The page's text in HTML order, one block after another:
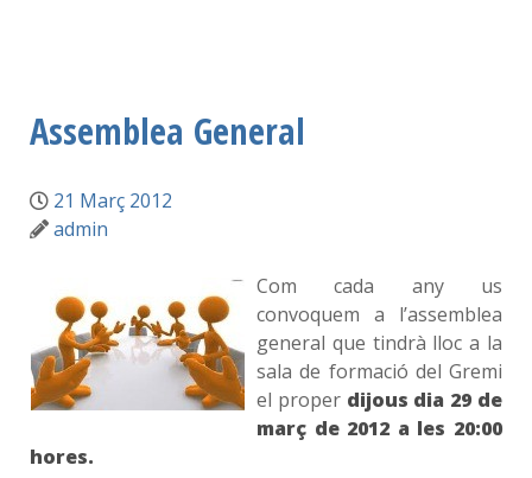
Assemblea General
21 Març 2012
admin
Com cada any us
convoquem a l’assemblea
general que tindrà lloc a la
sala de formació del Gremi
el proper dijous dia 29 de
març de 2012 a les 20:00
hores.